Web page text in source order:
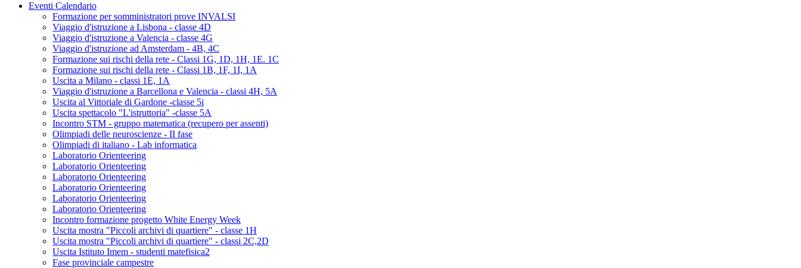
Eventi Calendario
Formazione per somministratori prove INVALSI
Viaggio d'istruzione a Lisbona - classe 4D
Viaggio d'istruzione a Valencia - classe 4G
Viaggio d'istruzione ad Amsterdam - 4B, 4C
Formazione sui rischi della rete - Classi 1G, 1D, 1H, 1E. 1C
Formazione sui rischi della rete - Classi 1B, 1F, 1I, 1A
Uscita a Milano - classi 1E, 1A
Viaggio d'istruzione a Barcellona e Valencia - classi 4H, 5A
Uscita al Vittoriale di Gardone -classe 5i
Uscita spettacolo "L'istruttoria" -classe 5A
Incontro STM - gruppo matematica (recupero per assenti)
Olimpiadi delle neuroscienze - II fase
Olimpiadi di italiano - Lab informatica
Laboratorio Orienteering
Laboratorio Orienteering
Laboratorio Orienteering
Laboratorio Orienteering
Laboratorio Orienteering
Laboratorio Orienteering
Incontro formazione progetto White Energy Week
Uscita mostra "Piccoli archivi di quartiere" - classe 1H
Uscita mostra "Piccoli archivi di quartiere" - classi 2C,2D
Uscita Istituto Imem - studenti matefisica2
Fase provinciale campestre